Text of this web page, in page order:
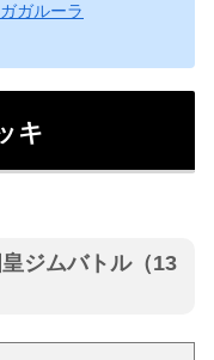
ガルーラ
キ
ジムバトル（13